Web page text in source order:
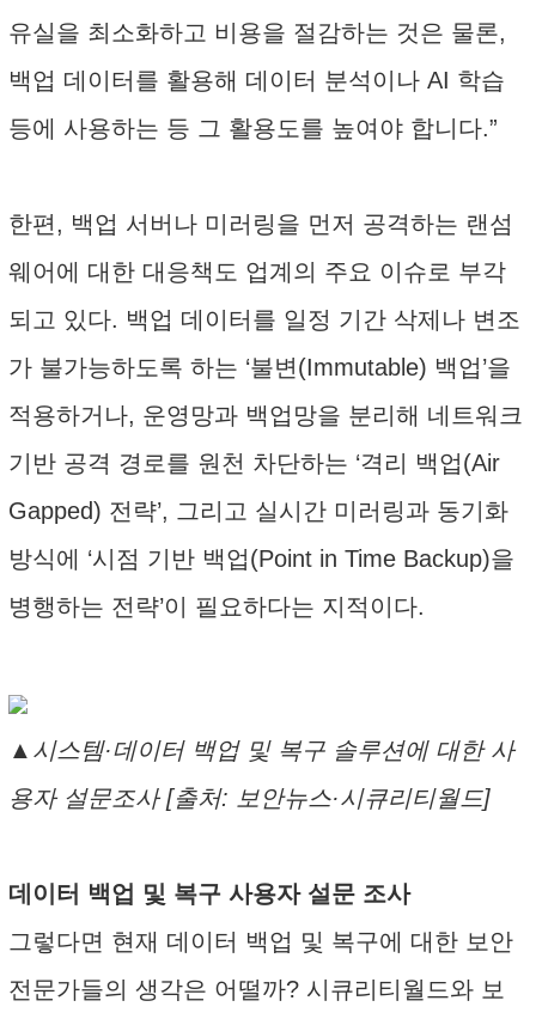
유실을 최소화하고 비용을 절감하는 것은 물론,
백업 데이터를 활용해 데이터 분석이나 AI 학습
등에 사용하는 등 그 활용도를 높여야 합니다.”
한편, 백업 서버나 미러링을 먼저 공격하는 랜섬
웨어에 대한 대응책도 업계의 주요 이슈로 부각
되고 있다. 백업 데이터를 일정 기간 삭제나 변조
가 불가능하도록 하는 ‘불변(Immutable) 백업’을
적용하거나, 운영망과 백업망을 분리해 네트워크
기반 공격 경로를 원천 차단하는 ‘격리 백업(Air
Gapped) 전략’, 그리고 실시간 미러링과 동기화
방식에 ‘시점 기반 백업(Point in Time Backup)을
병행하는 전략’이 필요하다는 지적이다.
▲시스템·데이터 백업 및 복구 솔루션에 대한 사
용자 설문조사 [출처: 보안뉴스·시큐리티월드]
데이터 백업 및 복구 사용자 설문 조사
그렇다면 현재 데이터 백업 및 복구에 대한 보안
전문가들의 생각은 어떨까? 시큐리티월드와 보